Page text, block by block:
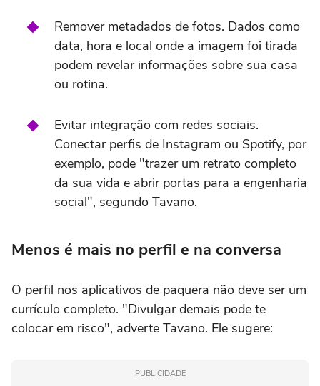
Remover metadados de fotos. Dados como
data, hora e local onde a imagem foi tirada
podem revelar informações sobre sua casa
ou rotina.
Evitar integração com redes sociais.
Conectar perfis de Instagram ou Spotify, por
exemplo, pode "trazer um retrato completo
da sua vida e abrir portas para a engenharia
social", segundo Tavano.
Menos é mais no perfil e na conversa
O perfil nos aplicativos de paquera não deve ser um
currículo completo. "Divulgar demais pode te
colocar em risco", adverte Tavano. Ele sugere:
PUBLICIDADE